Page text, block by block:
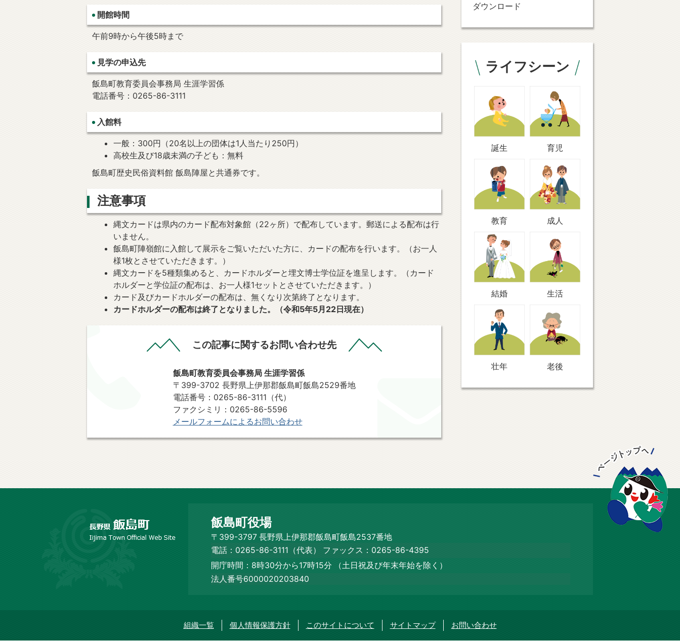
開館時間
午前9時から午後5時まで
見学の申込先
飯島町教育委員会事務局 生涯学習係
電話番号：0265-86-3111
入館料
一般：300円（20名以上の団体は1人当たり250円）
高校生及び18歳未満の子ども：無料
飯島町歴史民俗資料館 飯島陣屋と共通券です。
注意事項
縄文カードは県内のカード配布対象館（22ヶ所）で配布しています。郵送による配布は行
いません。
飯島町陣嶺館に入館して展示をご覧いただいた方に、カードの配布を行います。（お一人
様1枚とさせていただきます。）
縄文カードを5種類集めると、カードホルダーと埋文博士学位証を進呈します。（カード
ホルダーと学位証の配布は、お一人様1セットとさせていただきます。）
カード及びカードホルダーの配布は、無くなり次第終了となります。
カードホルダーの配布は終了となりました。（令和5年5月22日現在）
この記事に関するお問い合わせ先
飯島町教育委員会事務局 生涯学習係
〒399-3702 長野県上伊那郡飯島町飯島2529番地
電話番号：0265-86-3111（代）
ファクシミリ：0265-86-5596
メールフォームによるお問い合わせ
ダウンロード
ライフシーン
誕生 育児
教育 成人
結婚 生活
壮年 老後
飯島町役場
〒399-3797 長野県上伊那郡飯島町飯島2537番地
電話：0265-86-3111（代表）
ファックス：0265-86-4395
開庁時間：8時30分から17時15分
（土日祝及び年末年始を除く）
法人番号6000020203840
組織一覧 個人情報保護方針 このサイトについて サイトマップ お問い合わせ